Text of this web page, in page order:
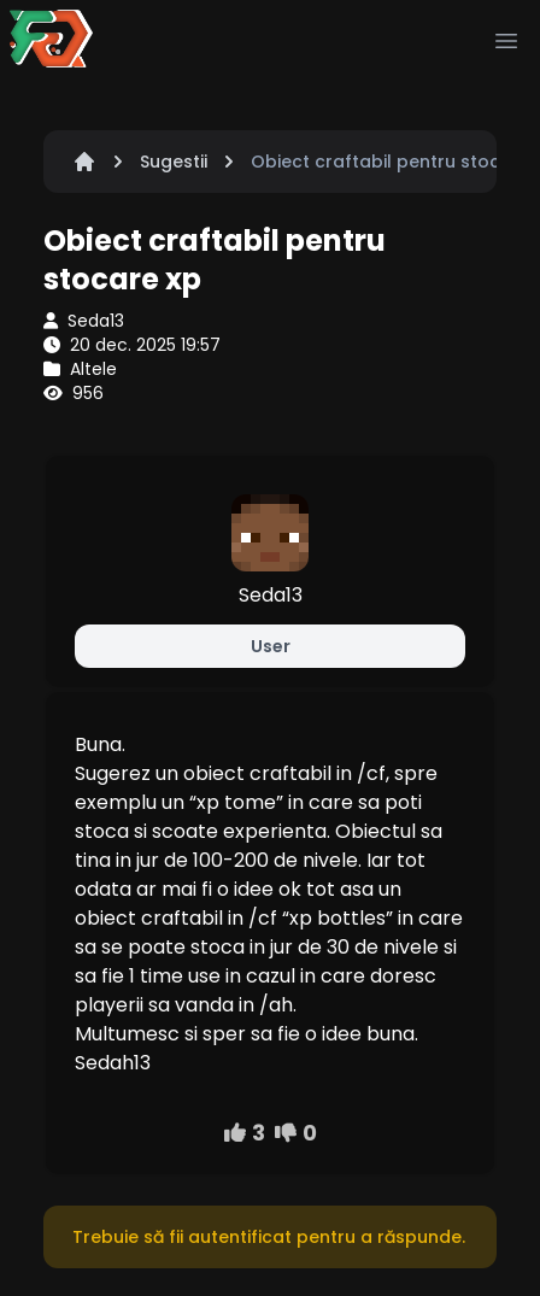
Sugestii Obiect craftabil pentru stocare
Obiect craftabil pentru
stocare xp
Seda13
20 dec. 2025 19:57
Altele
956
Seda13
User
Buna.
Sugerez un obiect craftabil in /cf, spre
exemplu un “xp tome” in care sa poti
stoca si scoate experienta. Obiectul sa
tina in jur de 100-200 de nivele. Iar tot
odata ar mai fi o idee ok tot asa un
obiect craftabil in /cf “xp bottles” in care
sa se poate stoca in jur de 30 de nivele si
sa fie 1 time use in cazul in care doresc
playerii sa vanda in /ah.
Multumesc si sper sa fie o idee buna.
Sedah13
3 0
Trebuie să fii autentificat pentru a răspunde.